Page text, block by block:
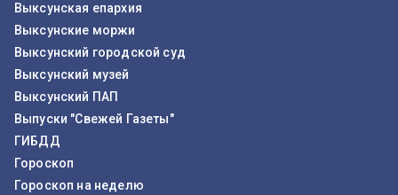
Выксунская епархия
Выксунские моржи
Выксунский городской суд
Выксунский музей
Выксунский ПАП
Выпуски "Свежей Газеты"
ГИБДД
Гороскоп
Гороскоп на неделю